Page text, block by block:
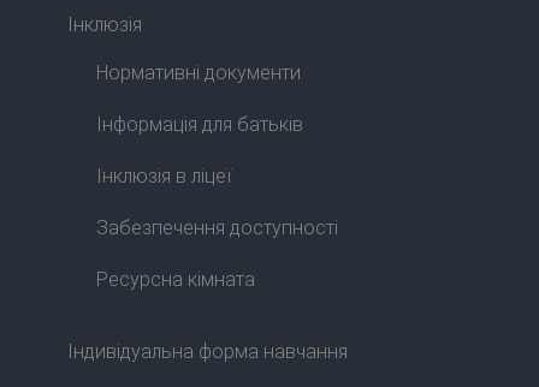
Інклюзія
Нормативні документи
Інформація для батьків
Інклюзія в ліцеї
Забезпечення доступності
Ресурсна кімната
Індивідуальна форма навчання